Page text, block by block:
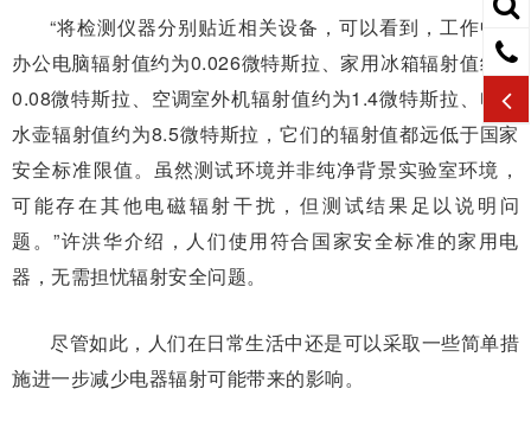
“将检测仪器分别贴近相关设备，可以看到，工作中的
办公电脑辐射值约为0.026微特斯拉、家用冰箱辐射值约为
0.08微特斯拉、空调室外机辐射值约为1.4微特斯拉、电烧
水壶辐射值约为8.5微特斯拉，它们的辐射值都远低于国家
安全标准限值。虽然测试环境并非纯净背景实验室环境，
可能存在其他电磁辐射干扰，但测试结果足以说明问
题。”许洪华介绍，人们使用符合国家安全标准的家用电
器，无需担忧辐射安全问题。
尽管如此，人们在日常生活中还是可以采取一些简单措
施进一步减少电器辐射可能带来的影响。